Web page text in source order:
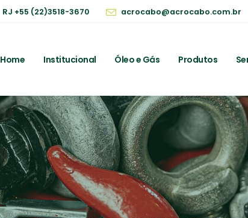
RJ +55 (22)3518-3670 acrocabo@acrocabo.com.br
Home Institucional Óleo e Gás Produtos